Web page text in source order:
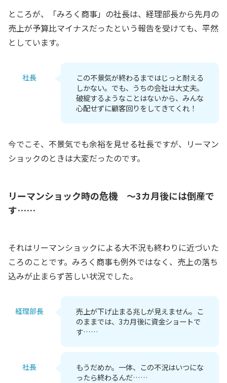
ところが、「みろく商事」の社長は、経理部長から先月の
売上が予算比マイナスだったという報告を受けても、平然
としています。
社長
この不景気が終わるまではじっと耐える
しかない。でも、うちの会社は大丈夫。
破綻するようなことはないから、みんな
心配せずに顧客回りをしてきてくれ！
今でこそ、不景気でも余裕を見せる社長ですが、リーマン
ショックのときは大変だったのです。
リーマンショック時の危機 ～3カ月後には倒産で
す……
それはリーマンショックによる大不況も終わりに近づいた
ころのことです。みろく商事も例外ではなく、売上の落ち
込みが止まらず苦しい状況でした。
経理部長
売上が下げ止まる兆しが見えません。こ
のままでは、3カ月後に資金ショートで
す……
社長
もうだめか。一体、この不況はいつにな
ったら終わるんだ……